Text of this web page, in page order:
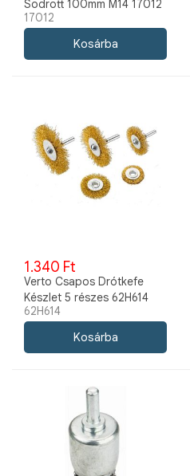
Sodrott 100mm M14 17012
17012
1.340 Ft
Verto Csapos Drótkefe
Készlet 5 részes 62H614
62H614